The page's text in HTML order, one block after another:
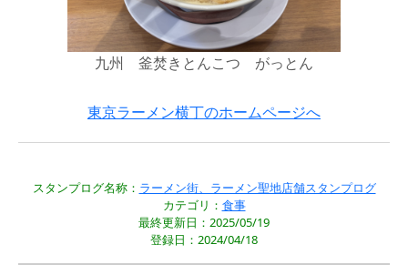
九州 釜焚きとんこつ がっとん
東京ラーメン横丁のホームページへ
スタンプログ名称： ラーメン街、ラーメン聖地店舗スタンプログ
カテゴリ： 食事
最終更新日：2025/05/19
登録日：2024/04/18